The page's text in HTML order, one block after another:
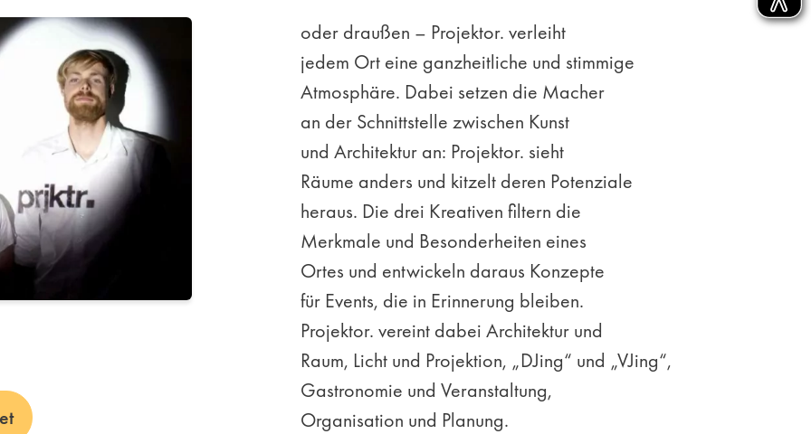
oder draußen – Projektor. verleiht
jedem Ort eine ganzheitliche und stimmige
Atmosphäre. Dabei setzen die Macher
an der Schnittstelle zwischen Kunst
und Architektur an: Projektor. sieht
Räume anders und kitzelt deren Potenziale
heraus. Die drei Kreativen filtern die
Merkmale und Besonderheiten eines
Ortes und entwickeln daraus Konzepte
für Events, die in Erinnerung bleiben.
Projektor. vereint dabei Architektur und
Raum, Licht und Projektion, „DJing“ und „VJing“,
Gastronomie und Veranstaltung,
Organisation und Planung.